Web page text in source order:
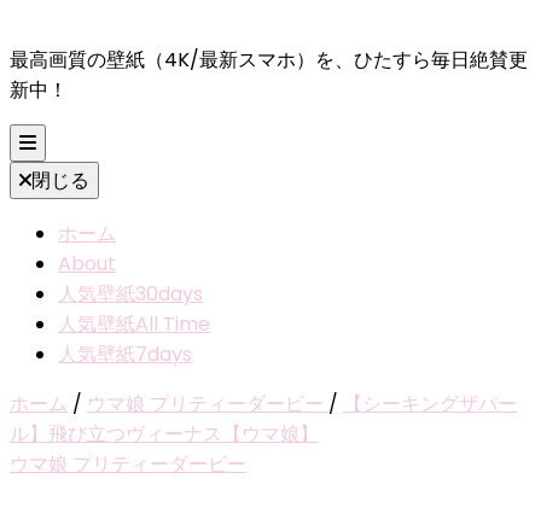
最高画質の壁紙（4K/最新スマホ）を、ひたすら毎日絶賛更
新中！
閉じる
ホーム
About
人気壁紙30days
人気壁紙All Time
人気壁紙7days
ホーム / ウマ娘 プリティーダービー /
【シーキングザパー
ル】飛び立つヴィーナス【ウマ娘】
ウマ娘 プリティーダービー